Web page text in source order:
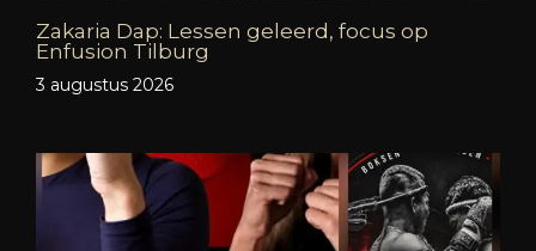
Zakaria Dap: Lessen geleerd, focus op
Enfusion Tilburg
3 augustus 2026